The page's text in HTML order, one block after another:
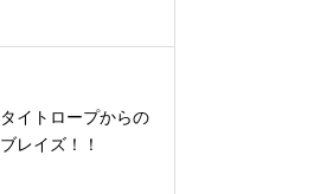
タイトロープからの
ブレイズ！！